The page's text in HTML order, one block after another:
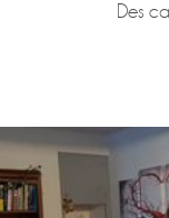
Des